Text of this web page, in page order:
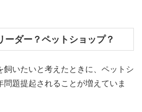
ーダー？ペットショップ？
飼いたいと考えたときに、ペットシ
問題提起されることが増えていま